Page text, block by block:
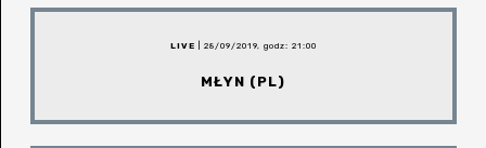
LIVE | 28/09/2019, godz: 21:00
MŁYN (PL)